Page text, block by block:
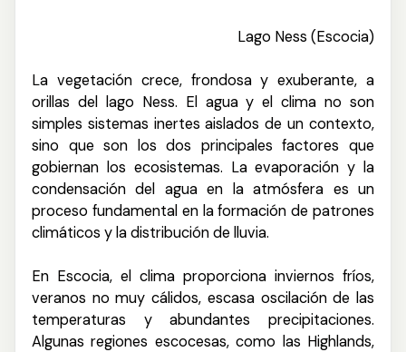
Lago Ness (Escocia)
La vegetación crece, frondosa y exuberante, a
orillas del lago Ness. El agua y el clima no son
simples sistemas inertes aislados de un contexto,
sino que son los dos principales factores que
gobiernan los ecosistemas. La evaporación y la
condensación del agua en la atmósfera es un
proceso fundamental en la formación de patrones
climáticos y la distribución de lluvia.
En Escocia, el clima proporciona inviernos fríos,
veranos no muy cálidos, escasa oscilación de las
temperaturas y abundantes precipitaciones.
Algunas regiones escocesas, como las Highlands,